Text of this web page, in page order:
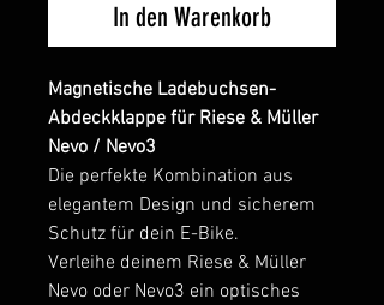
In den Warenkorb
Magnetische Ladebuchsen-
Abdeckklappe für Riese & Müller
Nevo / Nevo3
Die perfekte Kombination aus
elegantem Design und sicherem
Schutz für dein E-Bike.
Verleihe deinem Riese & Müller
Nevo oder Nevo3 ein optisches